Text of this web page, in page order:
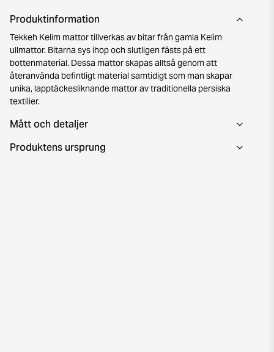
Produktinformation
Tekkeh Kelim mattor tillverkas av bitar från gamla Kelim
ullmattor. Bitarna sys ihop och slutligen fästs på ett
bottenmaterial. Dessa mattor skapas alltså genom att
återanvända befintligt material samtidigt som man skapar
unika, lapptäckesliknande mattor av traditionella persiska
textilier.
Mått och detaljer
Produktens ursprung